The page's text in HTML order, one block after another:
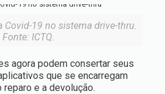
Covid-19 no sistema drive-thru.
Fonte: ICTQ.
agora podem consertar seus
que se encarregam
e a devolução.